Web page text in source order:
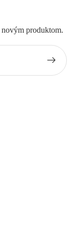
produktom.